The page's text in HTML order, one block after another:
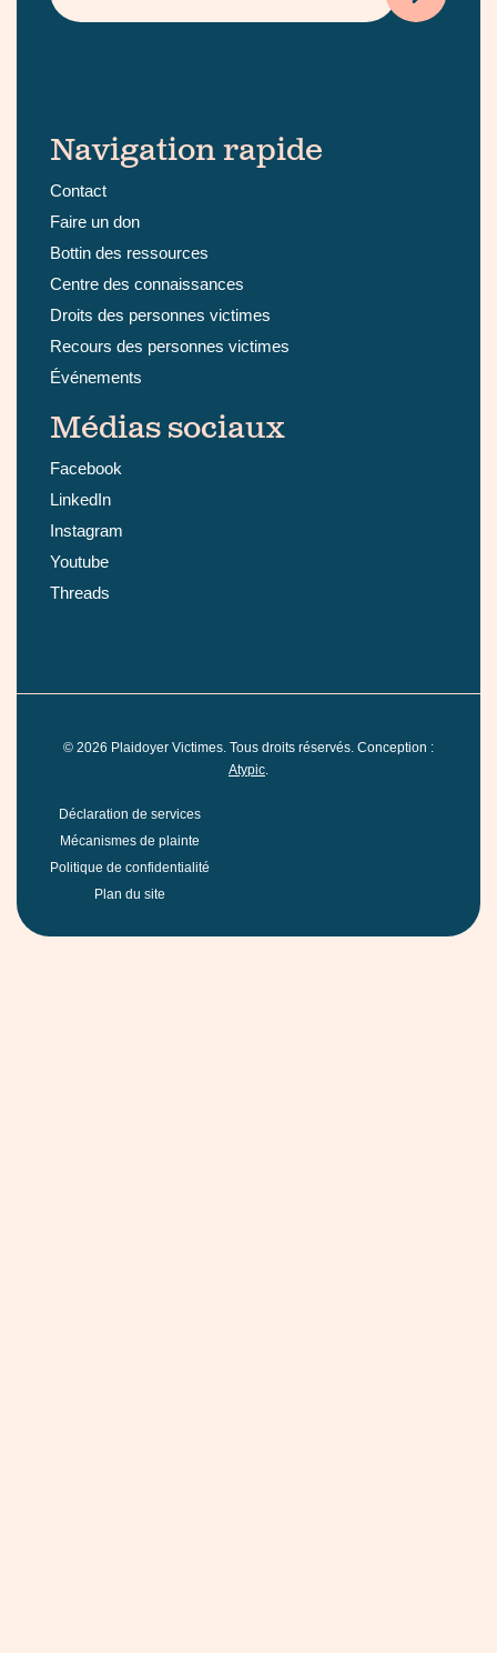
Navigation rapide
Contact
Faire un don
Bottin des ressources
Centre des connaissances
Droits des personnes victimes
Recours des personnes victimes
Événements
Médias sociaux
Facebook
LinkedIn
Instagram
Youtube
Threads
© 2026 Plaidoyer Victimes. Tous droits réservés. Conception :
Atypic.
Déclaration de services
Mécanismes de plainte
Politique de confidentialité
Plan du site